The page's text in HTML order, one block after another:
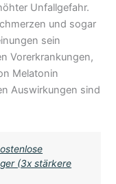
Unfallgefahr.
und sogar
sein
Vorerkrankungen,
Melatonin
Auswirkungen sind
(3x stärkere